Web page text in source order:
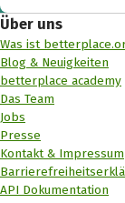
Über uns
Was ist
Blog & Neuigkeiten
betterplace academy
Das Team
Jobs
Presse
Kontakt & Impressum
API Dokumentation